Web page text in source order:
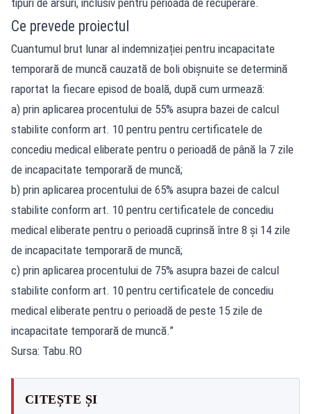
Ce prevede proiectul
Cuantumul brut lunar al indemnizației pentru incapacitate
temporară de muncă cauzată de boli obișnuite se determină
raportat la fiecare episod de boală, după cum urmează:
a) prin aplicarea procentului de 55% asupra bazei de calcul
stabilite conform art. 10 pentru pentru certificatele de
concediu medical eliberate pentru o perioadă de până la 7 zile
de incapacitate temporară de muncă;
b) prin aplicarea procentului de 65% asupra bazei de calcul
stabilite conform art. 10 pentru certificatele de concediu
medical eliberate pentru o perioadă cuprinsă între 8 și 14 zile
de incapacitate temporară de muncă;
c) prin aplicarea procentului de 75% asupra bazei de calcul
stabilite conform art. 10 pentru certificatele de concediu
medical eliberate pentru o perioadă de peste 15 zile de
incapacitate temporară de muncă.”
Sursa: Tabu.RO
CITEȘTE ȘI